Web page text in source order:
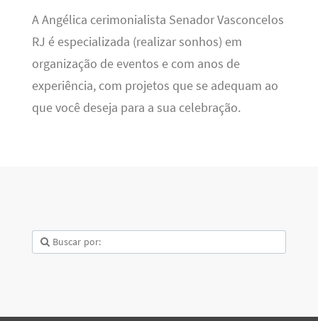
A Angélica cerimonialista Senador Vasconcelos
RJ é especializada (realizar sonhos) em
organização de eventos e com anos de
experiência, com projetos que se adequam ao
que você deseja para a sua celebração.